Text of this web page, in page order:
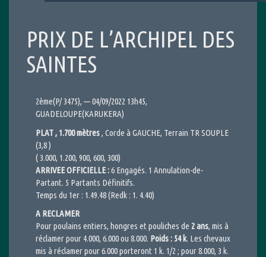
PRIX DE L’ARCHIPEL DES
SAINTES
2ème(P/ 3475), — 04/09/2022 13h45,
GUADELOUPE(KARUKERA)
PLAT , 1.700 mètres, Corde à GAUCHE, Terrain TR SOUPLE
(3,8 )
( 3.000, 1.200, 900, 600, 300)
ARRIVEE OFFICIELLE :6 Engagés. 1 Annulation-de-
Partant. 5 Partants Définitifs.
Temps du 1er : 1.49.48 (Redk : 1. 4.40)
A RECLAMER
Pour poulains entiers, hongres et pouliches de 2 ans, mis à
réclamer pour 4.000, 6.000 ou 8.000. Poids : 54 k. Les chevaux
mis à réclamer pour 6.000 porteront 1 k. 1/2 ; pour 8.000, 3 k.